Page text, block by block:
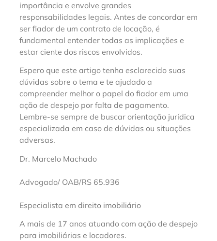
importância e envolve grandes
responsabilidades legais. Antes de concordar em
ser fiador de um contrato de locação, é
fundamental entender todas as implicações e
estar ciente dos riscos envolvidos.
Espero que este artigo tenha esclarecido suas
dúvidas sobre o tema e te ajudado a
compreender melhor o papel do fiador em uma
ação de despejo por falta de pagamento.
Lembre-se sempre de buscar orientação jurídica
especializada em caso de dúvidas ou situações
adversas.
Dr. Marcelo Machado
Advogado/ OAB/RS 65.936
Especialista em direito imobiliário
A mais de 17 anos atuando com ação de despejo
para imobiliárias e locadores.